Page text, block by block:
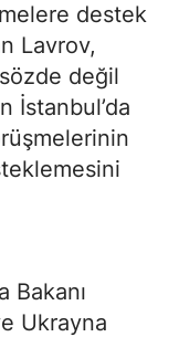
destek
Lavrov,
değil
İstanbul’da
Bakanı
Ukrayna